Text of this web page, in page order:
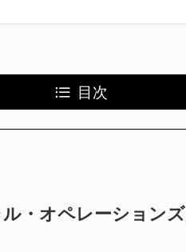
目次
・オペレーション